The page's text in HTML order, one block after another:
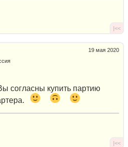
|<<
19 мая 2020
согласны купить партию
|<<